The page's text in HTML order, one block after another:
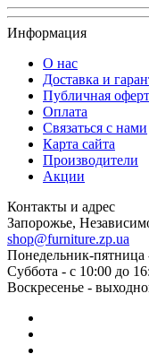
Информация
О нас
Доставка и
Публичная
Оплата
Связаться с нами
Карта сайта
Производители
Акции
Контакты и адрес
Запорожье,
shop@furniture.zp.ua
Понедельник-пятница
Суббота - с 10:00 до
Воскресенье -